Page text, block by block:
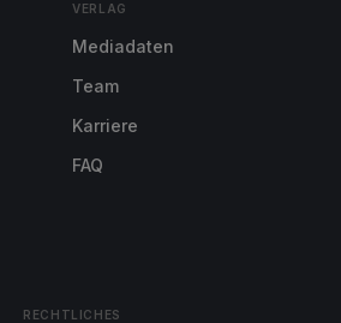
VERLAG
Mediadaten
Team
Karriere
FAQ
RECHTLICHES